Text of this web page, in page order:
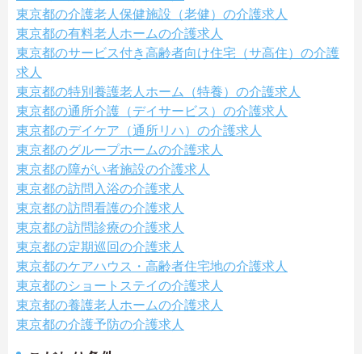
東京都の介護老人保健施設（老健）の介護求人
東京都の有料老人ホームの介護求人
東京都のサービス付き高齢者向け住宅（サ高住）の介護
求人
東京都の特別養護老人ホーム（特養）の介護求人
東京都の通所介護（デイサービス）の介護求人
東京都のデイケア（通所リハ）の介護求人
東京都のグループホームの介護求人
東京都の障がい者施設の介護求人
東京都の訪問入浴の介護求人
東京都の訪問看護の介護求人
東京都の訪問診療の介護求人
東京都の定期巡回の介護求人
東京都のケアハウス・高齢者住宅地の介護求人
東京都のショートステイの介護求人
東京都の養護老人ホームの介護求人
東京都の介護予防の介護求人